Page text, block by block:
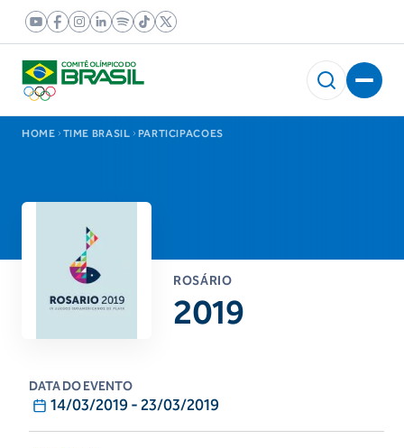
HOME TIME BRASIL PARTICIPACOES
ROSÁRIO
2019
DATA DO EVENTO
14/03/2019-23/03/2019